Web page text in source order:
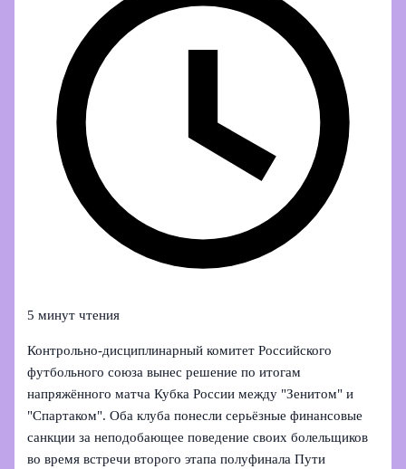
5 минут чтения
Контрольно‑дисциплинарный комитет Российского
футбольного союза вынес решение по итогам
напряжённого матча Кубка России между "Зенитом" и
"Спартаком". Оба клуба понесли серьёзные финансовые
санкции за неподобающее поведение своих болельщиков
во время встречи второго этапа полуфинала Пути